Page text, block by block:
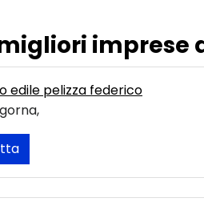
migliori imprese
edile pelizza federico